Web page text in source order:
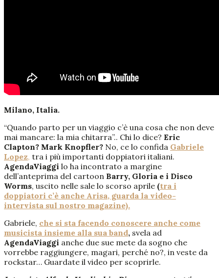
Milano, Italia.
“Quando parto per un viaggio c’è una cosa che non deve
mai mancare: la mia chitarra”.. Chi lo dice? Eric
Clapton? Mark Knopfler? No, ce lo confida Gabriele
Lopez, tra i più importanti doppiatori italiani.
AgendaViaggi lo ha incontrato a margine
dell’anteprima del cartoon Barry, Gloria e i Disco
Worms, uscito nelle sale lo scorso aprile (tra i
doppiatori c’è anche Arisa, guarda la video-
intervista sul nostro magazine).
Gabriele, che si sta facendo conoscere anche come
musicista insieme alla sua band, svela ad
AgendaViaggi anche due sue mete da sogno che
vorrebbe raggiungere, magari, perché no?, in veste da
rockstar… Guardate il video per scoprirle.